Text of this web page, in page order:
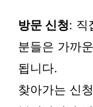
방문 신청: 직
분들은 가까
됩니다.
찾아가는 신